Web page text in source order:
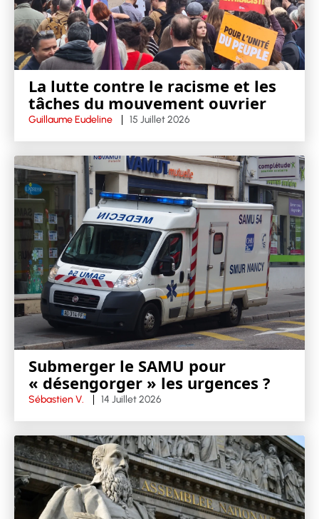
La lutte contre le racisme et les
tâches du mouvement ouvrier
Guillaume Eudeline 15 Juillet 2026
Submerger le SAMU pour
« désengorger » les urgences ?
Sébastien V. 14 Juillet 2026